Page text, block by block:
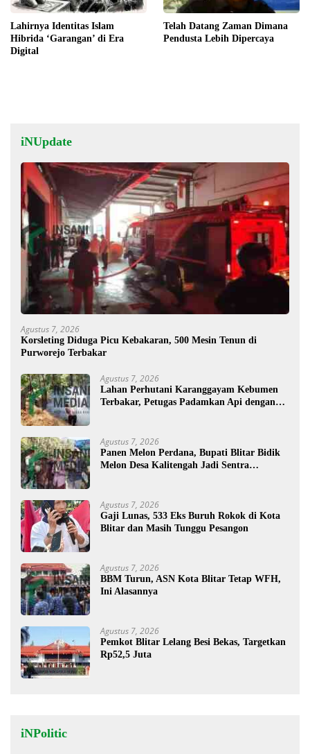
Lahirnya Identitas Islam
Hibrida ‘Garangan’ di Era
Digital
Telah Datang Zaman Dimana
Pendusta Lebih Dipercaya
iNUpdate
Agustus 7, 2026
Korsleting Diduga Picu Kebakaran, 500 Mesin Tenun di
Purworejo Terbakar
Agustus 7, 2026
Lahan Perhutani Karanggayam Kebumen
Terbakar, Petugas Padamkan Api dengan
Agustus 7, 2026
Panen Melon Perdana, Bupati Blitar Bidik
Melon Desa Kalitengah Jadi Sentra
Agustus 7, 2026
Gaji Lunas, 533 Eks Buruh Rokok di Kota
Blitar dan Masih Tunggu Pesangon
Agustus 7, 2026
BBM Turun, ASN Kota Blitar Tetap WFH,
Ini Alasannya
Agustus 7, 2026
Pemkot Blitar Lelang Besi Bekas, Targetkan
Rp52,5 Juta
iNPolitic